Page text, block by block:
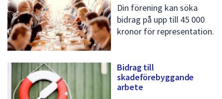
Din förening kan söka
bidrag på upp till 45 000
kronor för representation.
Bidrag till
skadeförebyggande
arbete